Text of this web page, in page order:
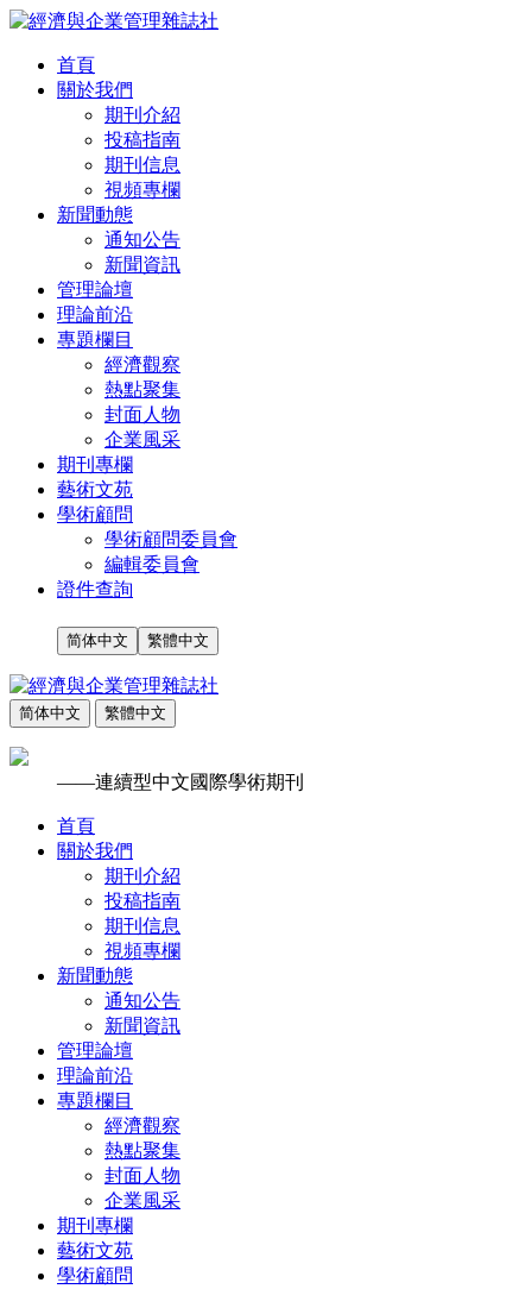
首頁
關於我們
期刊介紹
投稿指南
期刊信息
視頻專欄
新聞動態
通知公告
新聞資訊
管理論壇
理論前沿
專題欄目
經濟觀察
熱點聚集
封面人物
企業風采
期刊專欄
藝術文苑
學術顧問
學術顧問委員會
編輯委員會
證件查詢
简体中文 繁體中文
简体中文 繁體中文
——連續型中文國際學術期刊
首頁
關於我們
期刊介紹
投稿指南
期刊信息
視頻專欄
新聞動態
通知公告
新聞資訊
管理論壇
理論前沿
專題欄目
經濟觀察
熱點聚集
封面人物
企業風采
期刊專欄
藝術文苑
學術顧問